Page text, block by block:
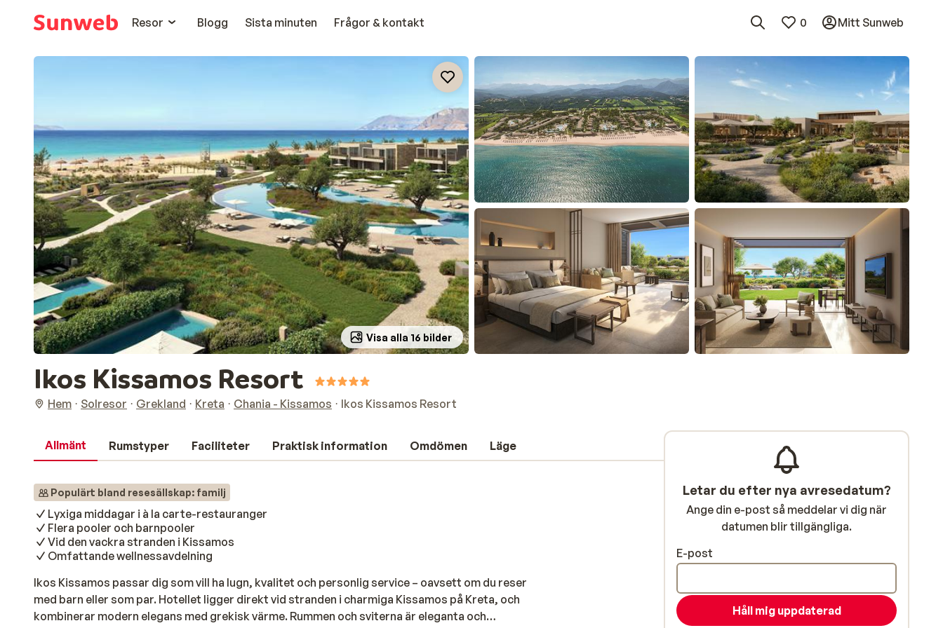
Resor
Blogg Sista minuten Frågor & kontakt 0 Mitt Sunweb
Visa alla 16 bilder
Ikos Kissamos Resort
Hem Solresor Grekland Kreta Chania - Kissamos Ikos Kissamos Resort
Allmänt Rumstyper Faciliteter Praktisk information Omdömen Läge
Populärt bland resesällskap: familj
Lyxiga middagar i à la carte-restauranger
Flera pooler och barnpooler
Vid den vackra stranden i Kissamos
Omfattande wellnessavdelning
Ikos Kissamos passar dig som vill ha lugn, kvalitet och personlig service – oavsett om du reser
med barn eller som par. Hotellet ligger direkt vid stranden i charmiga Kissamos på Kreta, och
kombinerar modern elegans med grekisk värme. Rummen och sviterna är eleganta och
Letar du efter nya avresedatum?
Ange din e-post så meddelar vi dig när
datumen blir tillgängliga.
E-post
Håll mig uppdaterad